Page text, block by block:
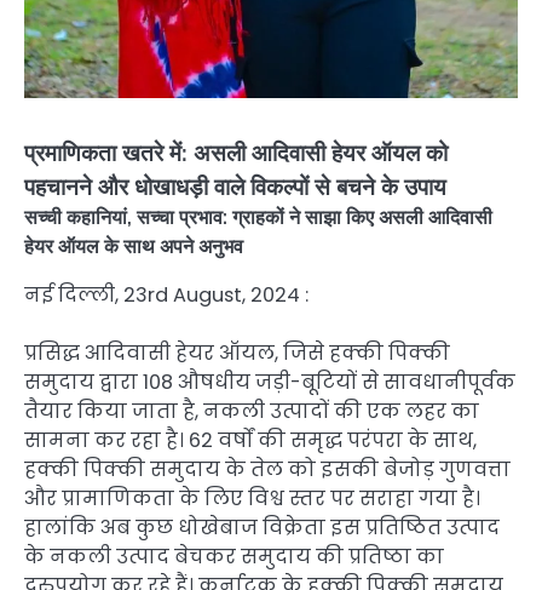
प्रमाणिकता खतरे में: असली आदिवासी हेयर ऑयल को
पहचानने और धोखाधड़ी वाले विकल्पों से बचने के उपाय
सच्ची कहानियां, सच्चा प्रभाव: ग्राहकों ने साझा किए असली आदिवासी
हेयर ऑयल के साथ अपने अनुभव
नई दिल्ली, 23rd August, 2024 :
प्रसिद्ध आदिवासी हेयर ऑयल, जिसे हक्की पिक्की
समुदाय द्वारा 108 औषधीय जड़ी-बूटियों से सावधानीपूर्वक
तैयार किया जाता है, नकली उत्पादों की एक लहर का
सामना कर रहा है। 62 वर्षों की समृद्ध परंपरा के साथ,
हक्की पिक्की समुदाय के तेल को इसकी बेजोड़ गुणवत्ता
और प्रामाणिकता के लिए विश्व स्तर पर सराहा गया है।
हालांकि अब कुछ धोखेबाज विक्रेता इस प्रतिष्ठित उत्पाद
के नकली उत्पाद बेचकर समुदाय की प्रतिष्ठा का